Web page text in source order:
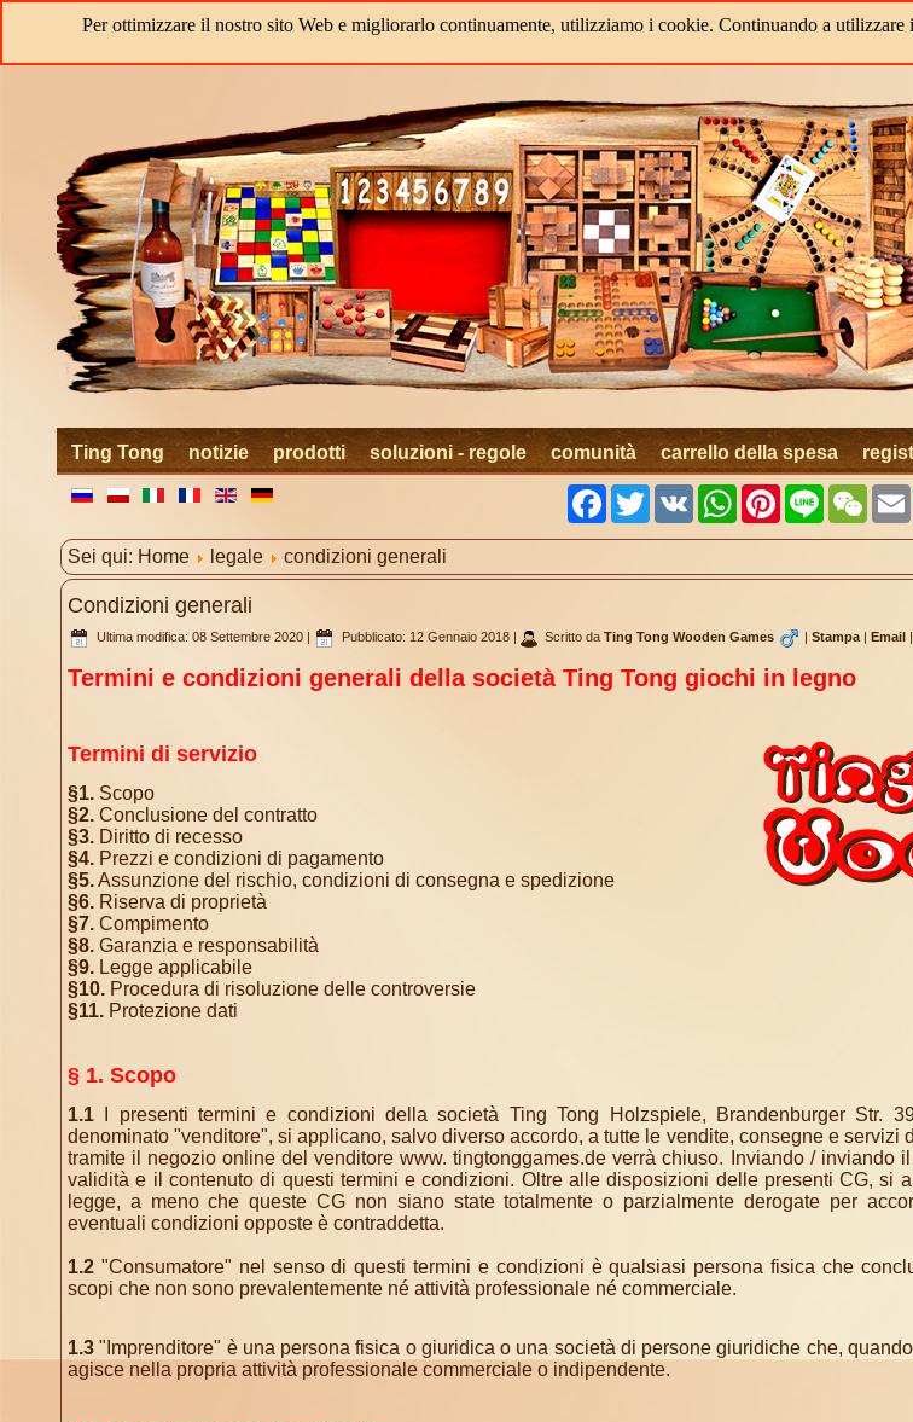
Per ottimizzare il nostro sito Web e migliorarlo continuamente, utilizziamo i cookie. Continuando a utilizzare
Ting Tong notizie prodotti soluzioni - regole comunità carrello della spesa
Facebook
TwitterVK WhatsAppPinterest
Line
Sei qui: Home legale condizioni generali
Condizioni generali
Ultima modifica: 08 Settembre 2020 Pubblicato: 12 Gennaio 2018 Scritto da Ting Tong Wooden Games Stampa Email
Termini e condizioni generali della società Ting Tong giochi in legno
Termini di servizio
§1. Scopo
§2. Conclusione del contratto
§3. Diritto di recesso
§4. Prezzi e condizioni di pagamento
§5.Assunzione del rischio, condizioni di consegna e spedizione
§6. Riserva di proprietà
§7. Compimento
§8. Garanzia e responsabilità
§9. Legge applicabile
§10. Procedura di risoluzione delle controversie
§11. Protezione dati
§ 1. Scopo
1.1 I presenti termini e condizioni della società Ting Tong Holzspiele, Brandenburger Str.
denominato "venditore", si applicano, salvo diverso accordo, a tutte le vendite, consegne e servizi
tramite il negozio online del venditore www. tingtonggames.de verrà chiuso. Inviando / inviando
validità e il contenuto di questi termini e condizioni. Oltre alle disposizioni delle presenti CG, si
legge, a meno che queste CG non siano state totalmente o parzialmente derogate per
eventuali condizioni opposte è contraddetta.
1.2 "Consumatore" nel senso di questi termini e condizioni è qualsiasi persona fisica che
scopi che non sono prevalentemente né attività professionale né commerciale.
1.3 "Imprenditore" è una persona fisica o giuridica o una società di persone giuridiche che,
agisce nella propria attività professionale commerciale o indipendente.